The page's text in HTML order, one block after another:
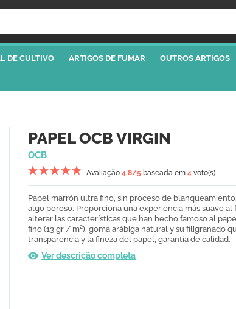
DE CULTIVO ARTIGOS DE FUMAR OUTROS ARTIGOS
PAPEL OCB VIRGIN
OCB
Avaliação 4.8/5 baseada em 4 voto(s)
Papel marrón ultra fino, sin proceso de
algo poroso. Proporciona una experiencia más suave al
alterar las características que han hecho famoso al
fino (13 gr / m²), goma arábiga natural y su filigranado
transparencia y la fineza del papel, garantía de calidad.
Ver descrição completa